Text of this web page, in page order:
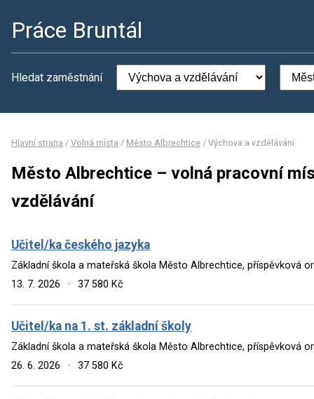
Práce Bruntál
Hledat zaměstnání
Hlavní strana / Volná místa / Město Albrechtice / Výchova a vzdělávání
Město Albrechtice – volná pracovní
vzdělávání
Učitel/ka českého jazyka
Základní škola a mateřská škola Město Albrechtice, příspěvková
13. 7. 2026
· 37 580 Kč
Učitel/ka na 1. st. základní školy
Základní škola a mateřská škola Město Albrechtice, příspěvková
26. 6. 2026
· 37 580 Kč